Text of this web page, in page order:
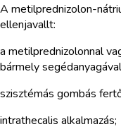
A metilprednizolon-
ellenjavallt:
a metilprednizolonnal
bármely
szisztémás gombás
intrathecalis alkalmazás;